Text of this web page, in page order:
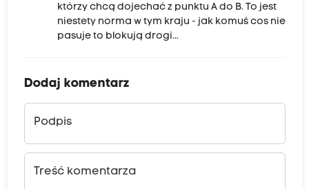
którzy chcą dojechać z punktu A do B. To jest
niestety norma w tym kraju - jak komuś cos nie
pasuje to blokują drogi...
Dodaj komentarz
Podpis
Treść komentarza